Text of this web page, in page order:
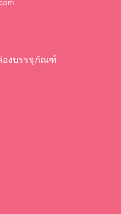
องบรรจุภัณฑ์